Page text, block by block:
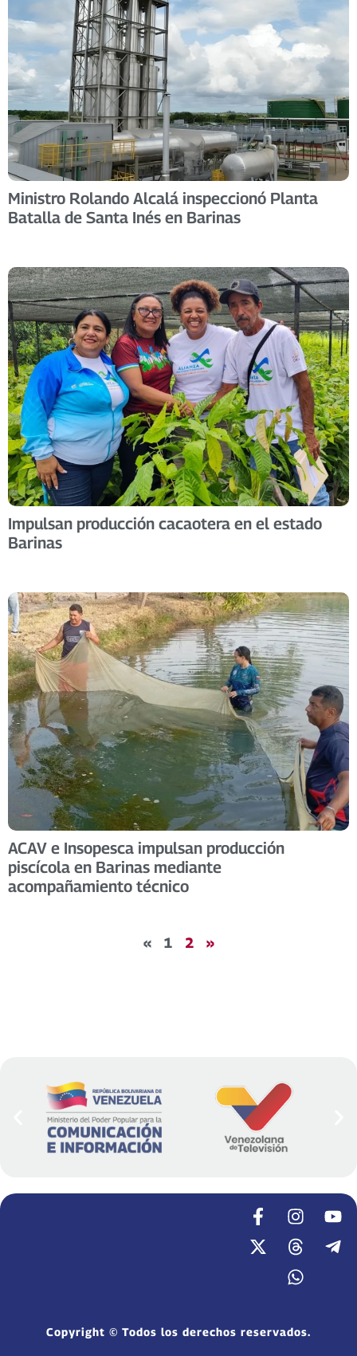
Ministro Rolando Alcalá inspeccionó Planta
Batalla de Santa Inés en Barinas
Impulsan producción cacaotera en el estado
Barinas
ACAV e Insopesca impulsan producción
piscícola en Barinas mediante
acompañamiento técnico
« 1 2 »
Copyright © Todos los derechos reservados.